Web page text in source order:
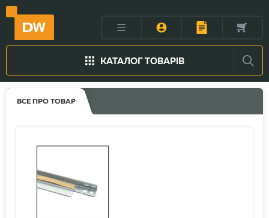
КАТАЛОГ ТОВАРІВ
ВСЕ ПРО ТОВАР